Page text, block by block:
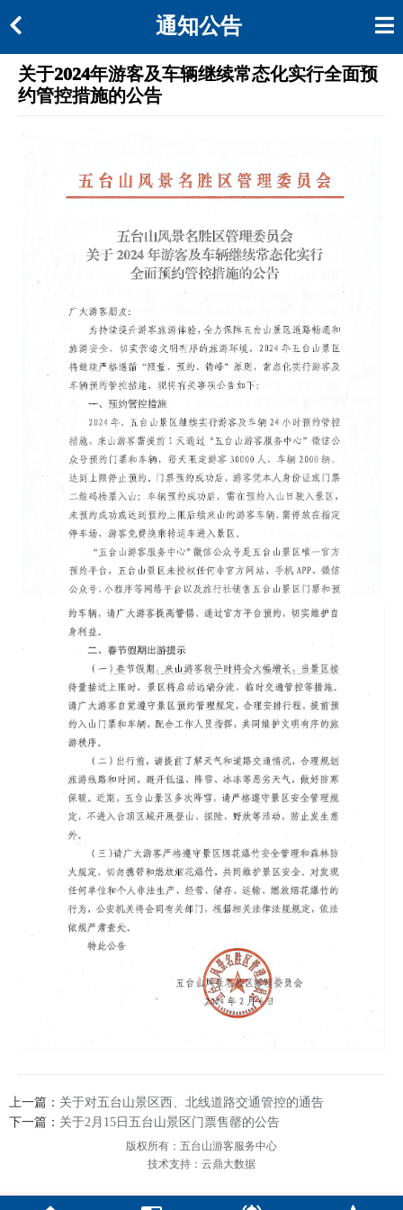
通知公告
关于2024年游客及车辆继续常态化实行全面预
约管控措施的公告
上一篇： 关于对五台山景区西、北线道路交通管控的通告
下一篇： 关于2月15日五台山景区门票售罄的公告
版权所有：五台山游客服务中心
技术支持：云鼎大数据